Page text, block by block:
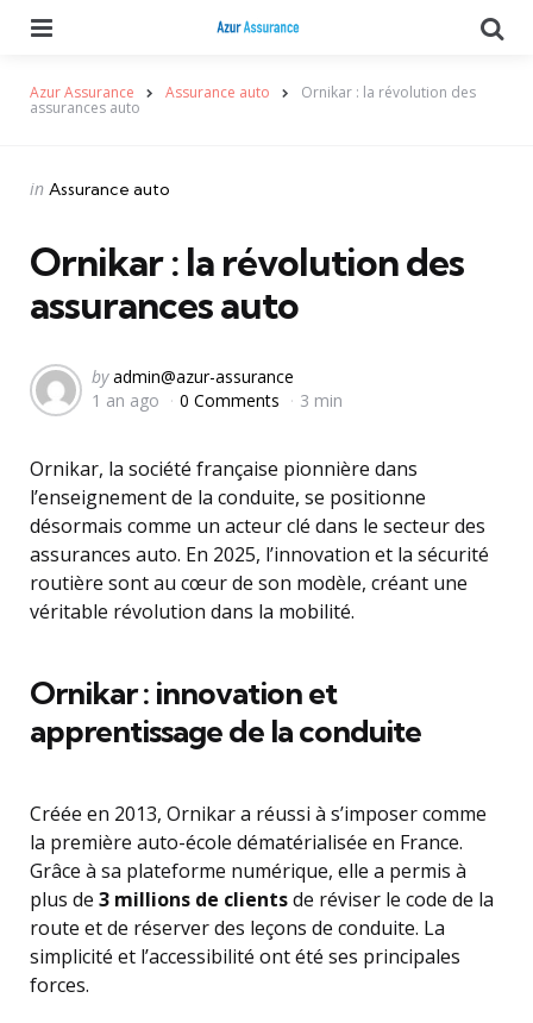
Azur Assurance Assurance auto Ornikar : la révolution des
assurances auto
Categories
Posted
in Assurance auto
Ornikar : la révolution des
assurances auto
Posted
by
by admin@azur-assurance
1 an ago
0 Comments 3 min
Ornikar, la société française pionnière dans
l’enseignement de la conduite, se positionne
désormais comme un acteur clé dans le secteur des
assurances auto. En 2025, l’innovation et la sécurité
routière sont au cœur de son modèle, créant une
véritable révolution dans la mobilité.
Ornikar : innovation et
apprentissage de la conduite
Créée en 2013, Ornikar a réussi à s’imposer comme
la première auto-école dématérialisée en France.
Grâce à sa plateforme numérique, elle a permis à
plus de 3 millions de clientsde réviser le code de la
route et de réserver des leçons de conduite. La
simplicité et l’accessibilité ont été ses principales
forces.